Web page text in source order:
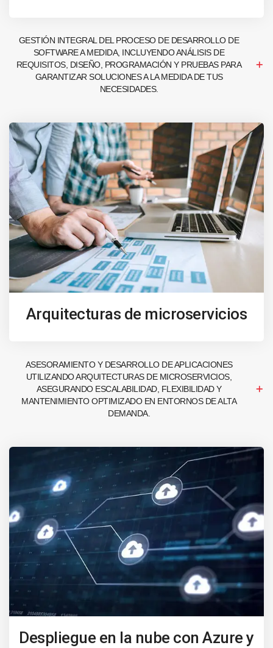
GESTIÓN INTEGRAL DEL PROCESO DE DESARROLLO DE
SOFTWARE A MEDIDA, INCLUYENDO ANÁLISIS DE
REQUISITOS, DISEÑO, PROGRAMACIÓN Y PRUEBAS PARA
GARANTIZAR SOLUCIONES A LA MEDIDA DE TUS
NECESIDADES.
Arquitecturas de microservicios
ASESORAMIENTO Y DESARROLLO DE APLICACIONES
UTILIZANDO ARQUITECTURAS DE MICROSERVICIOS,
ASEGURANDO ESCALABILIDAD, FLEXIBILIDAD Y
MANTENIMIENTO OPTIMIZADO EN ENTORNOS DE ALTA
DEMANDA.
Despliegue en la nube con Azure y